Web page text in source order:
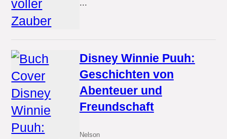
...
Disney Winnie Puuh:
Geschichten von
Abenteuer und
Freundschaft
Nelson